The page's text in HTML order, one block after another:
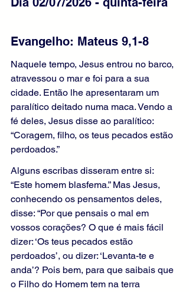
Evangelho: Mateus 9,1-8
Naquele tempo, Jesus entrou no barco,
atravessou o mar e foi para a sua
cidade. Então lhe apresentaram um
paralítico deitado numa maca. Vendo a
fé deles, Jesus disse ao paralítico:
“Coragem, filho, os teus pecados estão
perdoados.”
Alguns escribas disseram entre si:
“Este homem blasfema.” Mas Jesus,
conhecendo os pensamentos deles,
disse: “Por que pensais o mal em
vossos corações? O que é mais fácil
dizer: ‘Os teus pecados estão
perdoados’, ou dizer: ‘Levanta-te e
anda’? Pois bem, para que saibais que
o Filho do Homem tem na terra